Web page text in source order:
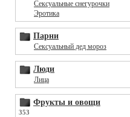
Сексуальные снегурочки
Эротика
Парни
Сексуальный дед мороз
Люди
Лица
Фрукты и овощи
353